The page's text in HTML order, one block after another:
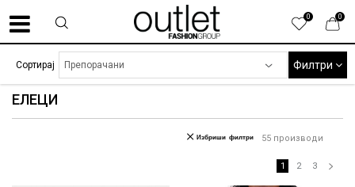
0
0
ЕЛЕЦИ
Сортирај Филтри
55 производи
Избриши филтри
1 2 3